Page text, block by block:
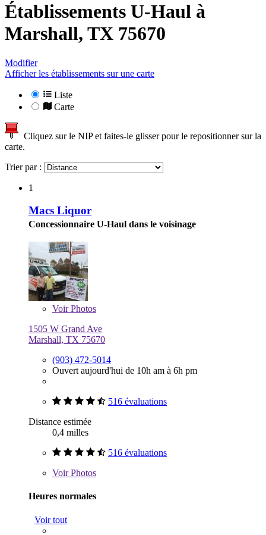
Établissements U-Haul à
Marshall, TX 75670
Modifier
Afficher les établissements sur une carte
Liste
Carte
Cliquez sur le NIP et faites-le glisser pour le repositionner sur la
carte.
Trier par :
1
Macs Liquor
Concessionnaire U-Haul dans le voisinage
VoirPhotos
1505 W Grand Ave
Marshall, TX 75670
(903) 472-5014
Ouvert aujourd'hui de 10h am à 6h pm
516 évaluations
Distance estimée
0,4 milles
516 évaluations
VoirPhotos
Heures normales
Voir tout